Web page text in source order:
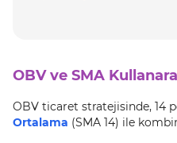
OBV ve SMA
OBV ticaret stratejisinde, 14
Ortalama (SMA 14) ile